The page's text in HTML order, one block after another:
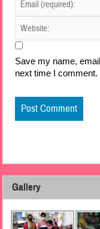
Save my name,
next time I comment.
Gallery